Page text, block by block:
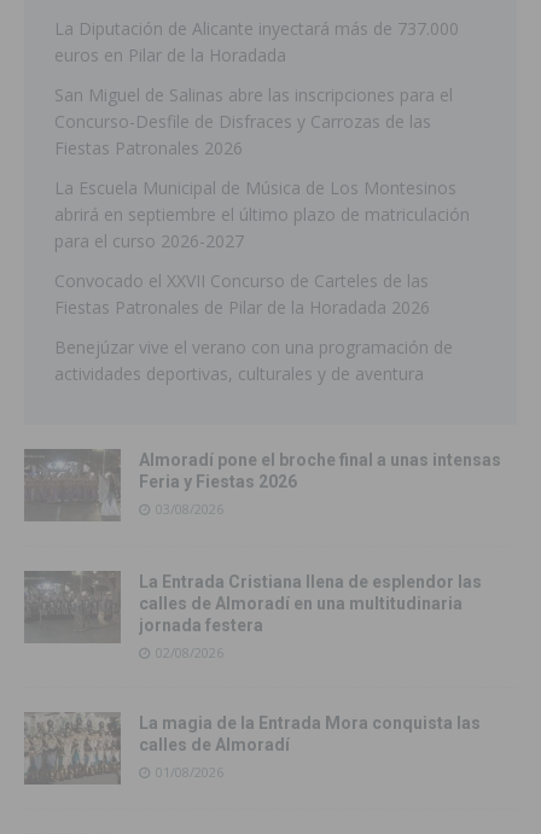
La Diputación de Alicante inyectará más de 737.000
euros en Pilar de la Horadada
San Miguel de Salinas abre las inscripciones para el
Concurso-Desfile de Disfraces y Carrozas de las
Fiestas Patronales 2026
La Escuela Municipal de Música de Los Montesinos
abrirá en septiembre el último plazo de matriculación
para el curso 2026-2027
Convocado el XXVII Concurso de Carteles de las
Fiestas Patronales de Pilar de la Horadada 2026
Benejúzar vive el verano con una programación de
actividades deportivas, culturales y de aventura
Almoradí pone el broche final a unas intensas
Feria y Fiestas 2026
03/08/2026
La Entrada Cristiana llena de esplendor las
calles de Almoradí en una multitudinaria
jornada festera
02/08/2026
La magia de la Entrada Mora conquista las
calles de Almoradí
01/08/2026